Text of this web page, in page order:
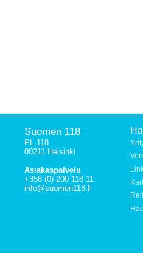
Suomen 118
PL 118
00211 Helsinki
Asiakaspalvelu
+358 (0) 200 118 11
info@suomen118.fi